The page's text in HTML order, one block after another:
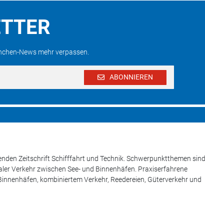
News mehr verpassen.
ABONNIEREN
Zeitschrift Schifffahrt und Technik. Schwerpunktthemen sind
Verkehr zwischen See- und Binnenhäfen. Praxiserfahrene
kombiniertem Verkehr, Reedereien, Güterverkehr und